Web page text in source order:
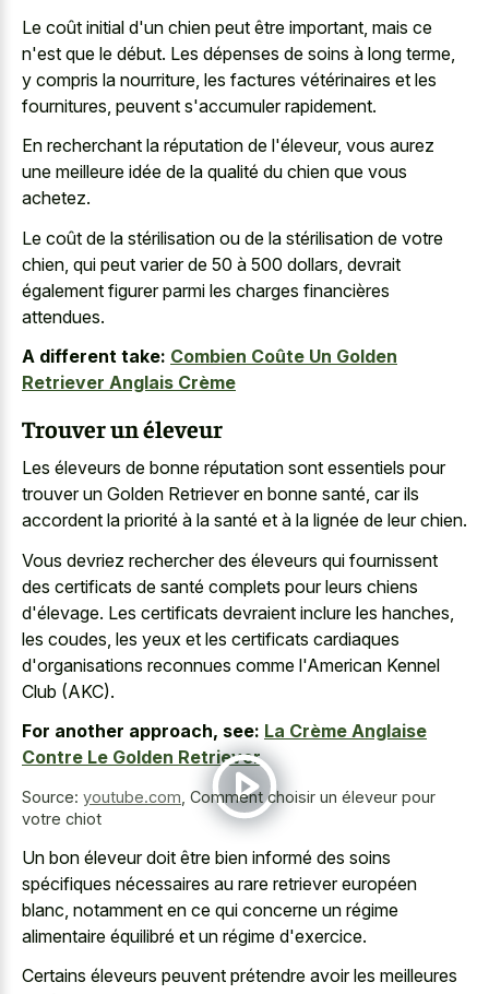
Le coût initial d'un chien peut être important, mais ce
n'est que le début. Les dépenses de soins à long terme,
y compris la nourriture, les factures vétérinaires et les
fournitures, peuvent s'accumuler rapidement.
En recherchant la réputation de l'éleveur, vous aurez
une meilleure idée de la qualité du chien que vous
achetez.
Le coût de la stérilisation ou de la stérilisation de votre
chien, qui peut varier de 50 à 500 dollars, devrait
également figurer parmi les charges financières
attendues.
A different take: Combien Coûte Un Golden
Retriever Anglais Crème
Trouver un éleveur
Les éleveurs de bonne réputation sont essentiels pour
trouver un Golden Retriever en bonne santé, car ils
accordent la priorité à la santé et à la lignée de leur chien.
Vous devriez rechercher des éleveurs qui fournissent
des certificats de santé complets pour leurs chiens
d'élevage. Les certificats devraient inclure les hanches,
les coudes, les yeux et les certificats cardiaques
d'organisations reconnues comme l'American Kennel
Club (AKC).
For another approach, see: La Crème Anglaise
Contre Le Golden Retriever
Source: youtube.com, Comment choisir un éleveur pour
votre chiot
Un bon éleveur doit être bien informé des soins
spécifiques nécessaires au rare retriever européen
blanc, notamment en ce qui concerne un régime
alimentaire équilibré et un régime d'exercice.
Certains éleveurs peuvent prétendre avoir les meilleures